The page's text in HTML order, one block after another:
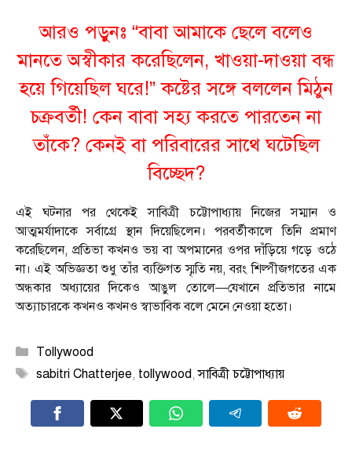
আরও পড়ুনঃ “বাবা আমাকে ছেলে বলেও
মানতে অস্বীকার করেছিলেন, খাওয়া-দাওয়া বন্ধ
হয়ে গিয়েছিল ঘরে!” কষ্টের সঙ্গে বললেন মিঠুন
চক্রবর্তী! কেন বাবা সহ্য করতে পারতেন না
তাঁকে? কেনই বা পরিবারের সাথে ঘটেছিল
বিচ্ছেদ?
এই ঘটনার পর থেকেই সাবিত্রী চট্টোপাধ্যায় নিজের সম্মান ও
আত্মমর্যাদাকে সর্বাগ্রে স্থান দিয়েছিলেন। পরবর্তীকালে তিনি প্রমাণ
করেছিলেন, প্রতিভা কখনও ভয় বা অপমানের ওপর দাঁড়িয়ে গড়ে ওঠে
না। এই অভিজ্ঞতা শুধু তাঁর ব্যক্তিগত স্মৃতি নয়, বরং শিল্পীজগতের এক
অন্ধকার অধ্যায়ের দিকেও আঙুল তোলে—যেখানে প্রতিভার নামে
অত্যাচারকে কখনও কখনও স্বাভাবিক বলে মেনে নেওয়া হতো।
Categories
Tollywood
Tags
sabitri Chatterjee, tollywood,সাবিত্রী চট্টোপাধ্যায়